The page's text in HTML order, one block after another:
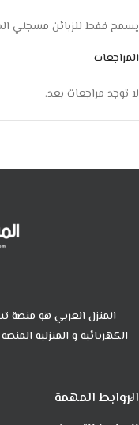
المراجعات
لا توجد مراجعات بعد.
يسمح فقط للزبائن مسجلي
المنزل العربي هو منصة
الكهربائية و المنزلية
الروابط المهمة